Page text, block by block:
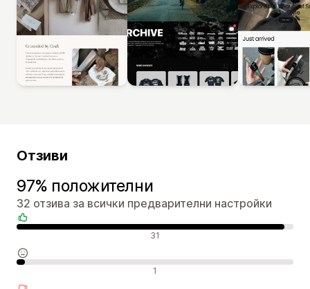
Отзиви
97% положителни
32 отзива за всички предварителни настройки
Положителни отзиви 31
Неутрални отзиви 1